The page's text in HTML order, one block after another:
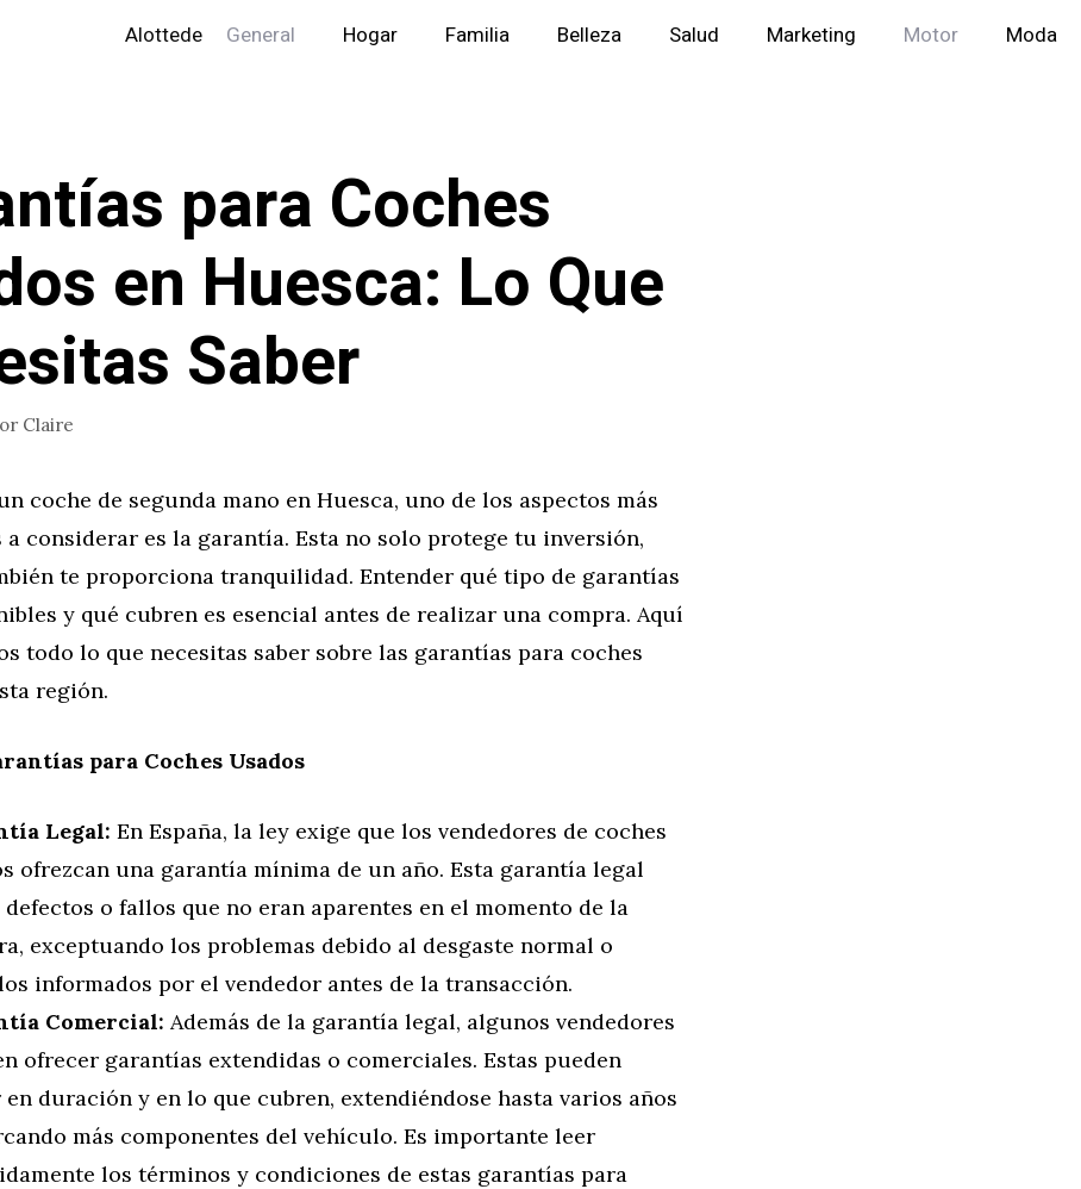
Alottede General Hogar Familia Belleza Salud Marketing Motor Moda
para Coches
en Huesca: Lo Que
Saber
Claire
coche de segunda mano en Huesca, uno de los aspectos más
considerar es la garantía. Esta no solo protege tu inversión,
te proporciona tranquilidad. Entender qué tipo de garantías
y qué cubren es esencial antes de realizar una compra. Aquí
todo lo que necesitas saber sobre las garantías para coches
región.
para Coches Usados
Legal: En España, la ley exige que los vendedores de coches
ofrezcan una garantía mínima de un año. Esta garantía legal
defectos o fallos que no eran aparentes en el momento de la
exceptuando los problemas debido al desgaste normal o
informados por el vendedor antes de la transacción.
Comercial: Además de la garantía legal, algunos vendedores
ofrecer garantías extendidas o comerciales. Estas pueden
duración y en lo que cubren, extendiéndose hasta varios años
más componentes del vehículo. Es importante leer
los términos y condiciones de estas garantías para